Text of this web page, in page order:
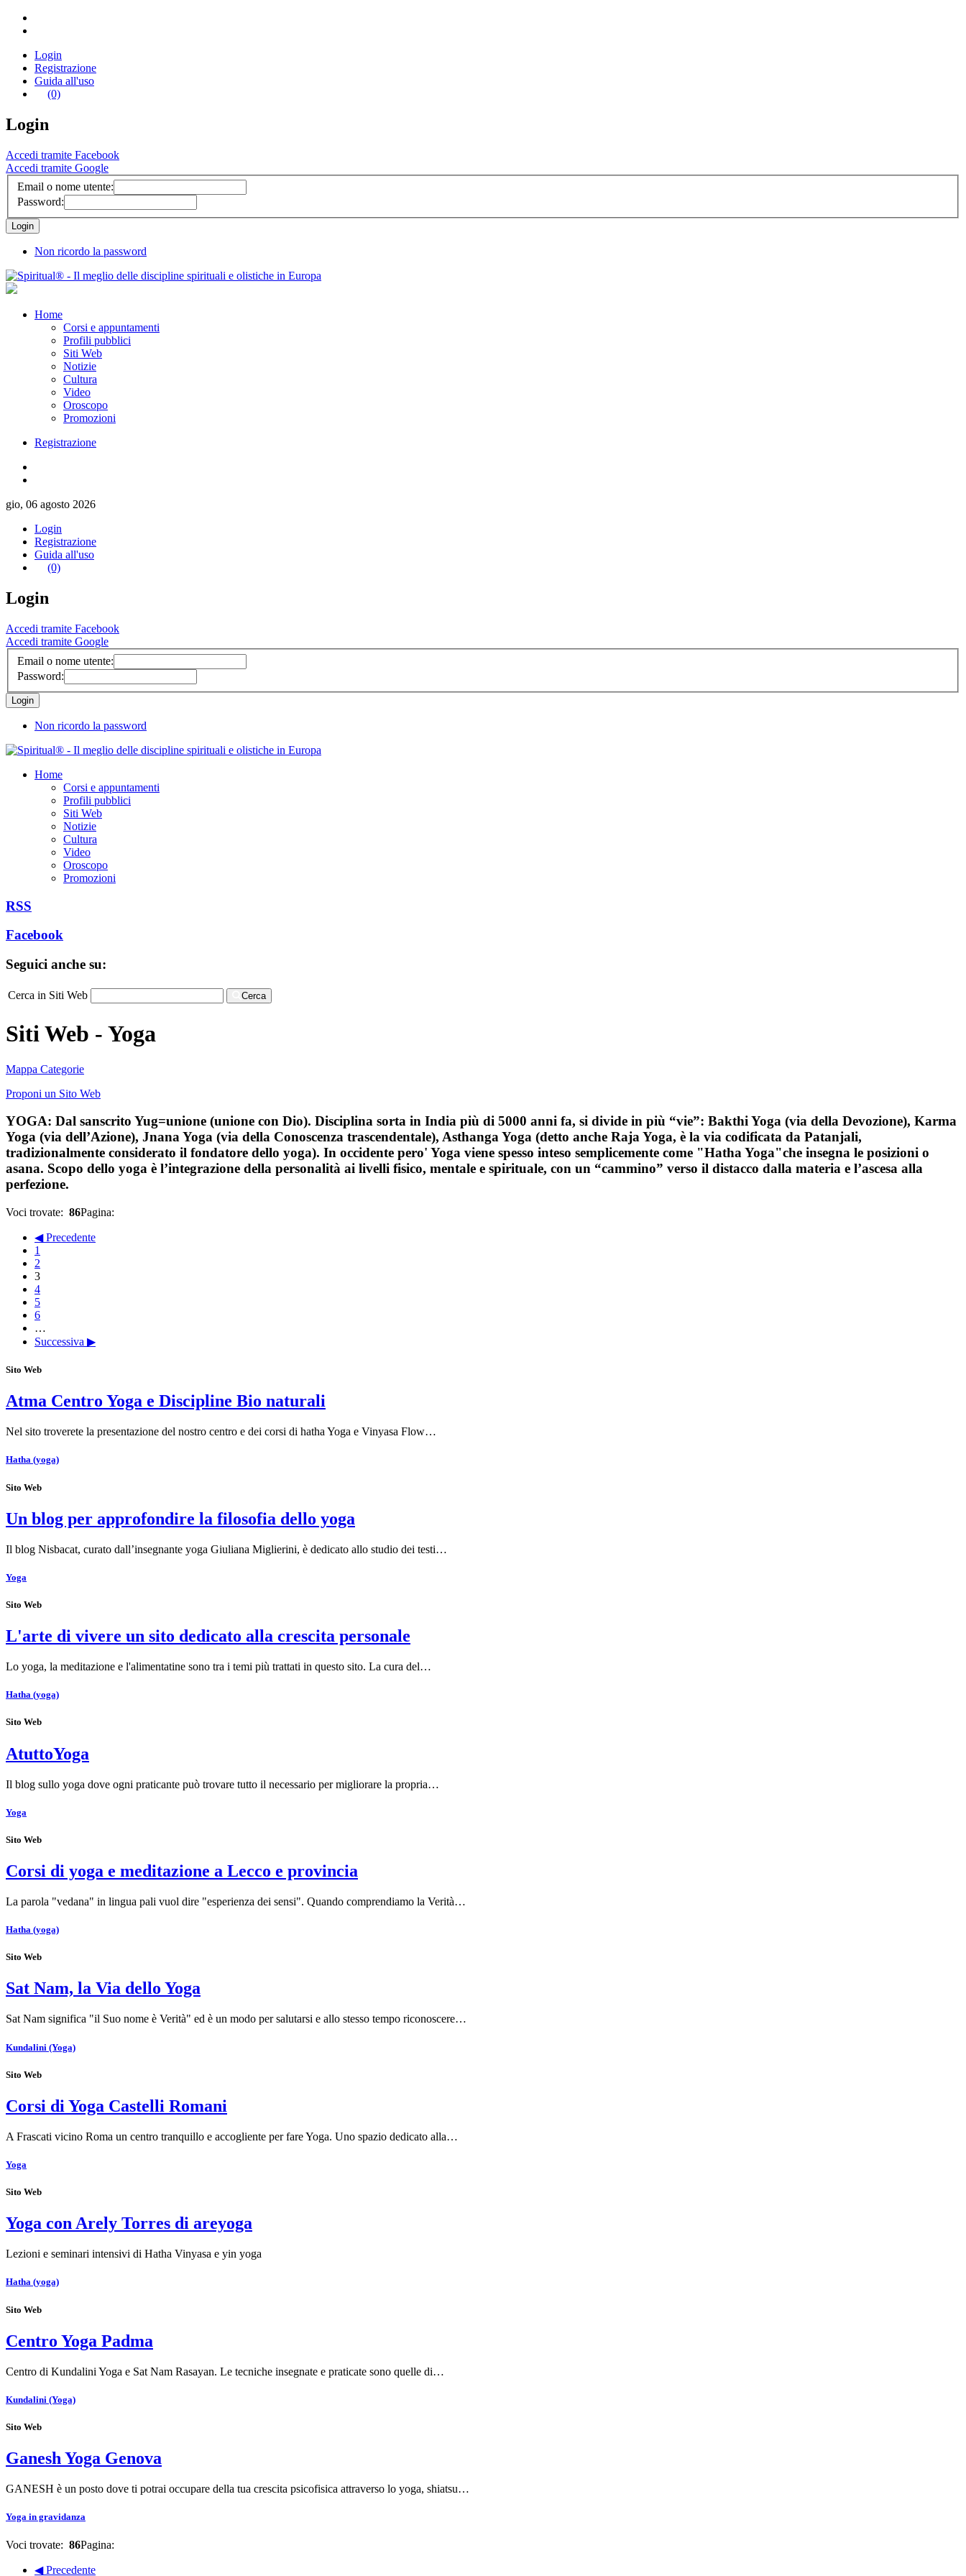
Login
Registrazione
Guida all'uso
(0)
Login
Accedi tramite Facebook
Accedi tramite Google
Email o nome utente:
Password:
Non ricordo la password
Home
Corsi e appuntamenti
Profili pubblici
Siti Web
Notizie
Cultura
Video
Oroscopo
Promozioni
Registrazione
gio, 06 agosto 2026
Login
Registrazione
Guida all'uso
(0)
Login
Accedi tramite Facebook
Accedi tramite Google
Email o nome utente:
Password:
Non ricordo la password
Home
Corsi e appuntamenti
Profili pubblici
Siti Web
Notizie
Cultura
Video
Oroscopo
Promozioni
RSS
Facebook
Seguici anche su:
Cerca in Siti Web Cerca
Siti Web - Yoga
Mappa Categorie
Proponi un Sito Web
YOGA: Dal sanscrito Yug=unione (unione con Dio). Disciplina sorta in India più di 5000 anni fa, si divide in più “vie”: Bakthi Yoga (via della Devozione), Karma
Yoga (via dell’Azione), Jnana Yoga (via della Conoscenza trascendentale), Asthanga Yoga (detto anche Raja Yoga, è la via codificata da Patanjali,
tradizionalmente considerato il fondatore dello yoga). In occidente pero' Yoga viene spesso inteso semplicemente come "Hatha Yoga"che insegna le posizioni o
asana. Scopo dello yoga è l’integrazione della personalità ai livelli fisico, mentale e spirituale, con un “cammino” verso il distacco dalla materia e l’ascesa alla
perfezione.
Voci trovate: 86Pagina:
◀ Precedente
1
2
3
4
5
6
…
Successiva ▶
Sito Web
Atma Centro Yoga e Discipline Bio naturali
Nel sito troverete la presentazione del nostro centro e dei corsi di hatha Yoga e Vinyasa Flow…
Hatha (yoga)
Sito Web
Un blog per approfondire la filosofia dello yoga
Il blog Nisbacat, curato dall’insegnante yoga Giuliana Miglierini, è dedicato allo studio dei testi…
Yoga
Sito Web
L'arte di vivere un sito dedicato alla crescita personale
Lo yoga, la meditazione e l'alimentatine sono tra i temi più trattati in questo sito. La cura del…
Hatha (yoga)
Sito Web
AtuttoYoga
Il blog sullo yoga dove ogni praticante può trovare tutto il necessario per migliorare la propria…
Yoga
Sito Web
Corsi di yoga e meditazione a Lecco e provincia
La parola "vedana" in lingua pali vuol dire "esperienza dei sensi". Quando comprendiamo la Verità…
Hatha (yoga)
Sito Web
Sat Nam, la Via dello Yoga
Sat Nam significa "il Suo nome è Verità" ed è un modo per salutarsi e allo stesso tempo riconoscere…
Kundalini (Yoga)
Sito Web
Corsi di Yoga Castelli Romani
A Frascati vicino Roma un centro tranquillo e accogliente per fare Yoga. Uno spazio dedicato alla…
Yoga
Sito Web
Yoga con Arely Torres di areyoga
Lezioni e seminari intensivi di Hatha Vinyasa e yin yoga
Hatha (yoga)
Sito Web
Centro Yoga Padma
Centro di Kundalini Yoga e Sat Nam Rasayan. Le tecniche insegnate e praticate sono quelle di…
Kundalini (Yoga)
Sito Web
Ganesh Yoga Genova
GANESH è un posto dove ti potrai occupare della tua crescita psicofisica attraverso lo yoga, shiatsu…
Yoga in gravidanza
Voci trovate: 86Pagina:
◀ Precedente